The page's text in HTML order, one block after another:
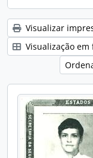
Visualizar
Visualização em